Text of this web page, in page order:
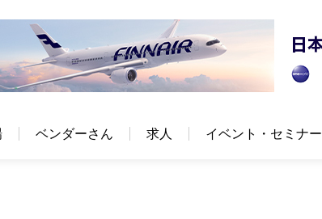
ベンダーさん 求人 イベント・セミナー